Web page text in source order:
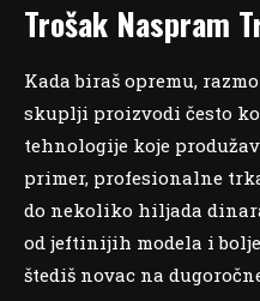
Trošak Naspram
Kada biraš opremu,
skuplji proizvodi često
tehnologije koje
primer, profesionalne
do nekoliko hiljada
od jeftinijih modela i
štediš novac na